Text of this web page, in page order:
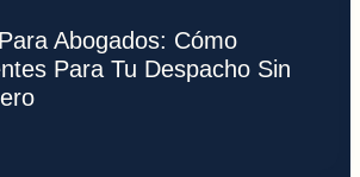
Abogados: Cómo
Para Tu Despacho Sin